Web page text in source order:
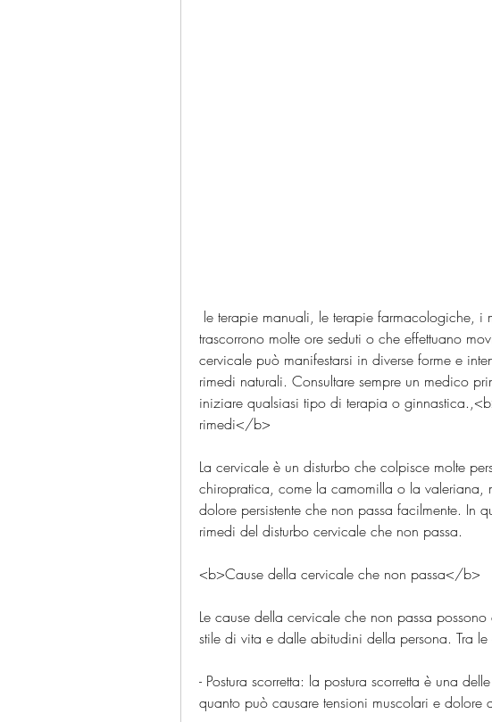
trascorrono molte ore seduti o che effettuano
cervicale può manifestarsi in diverse forme e
rimedi naturali. Consultare sempre un medico
iniziare qualsiasi tipo di terapia o
rimedi</b>
La cervicale è un disturbo che colpisce molte
chiropratica, come la camomilla o la valeriana,
dolore persistente che non passa facilmente. In
rimedi del disturbo cervicale che non passa.
<b>Cause della cervicale che non passa</b>
Le cause della cervicale che non passa
stile di vita e dalle abitudini della persona. Tra
- Postura scorretta: la postura scorretta è una
quanto può causare tensioni muscolari e dolore